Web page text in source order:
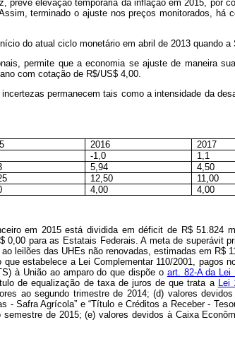
elevação temporária da inflação em 2015, por
terminado o ajuste nos preços monitorados, há
do atual ciclo monetário em abril de 2013 quando
permite que a economia se ajuste de maneira
com cotação de R$/US$ 4,00.
permanecem tais como a intensidade da
2016
2017
-1,0
1,1
5,94
4,50
12,50
11,00
4,00
4,00
em 2015 está dividida em déficit de R$ 51.824
para as Estatais Federais. A meta de superávit
leilões das UHEs não renovadas, estimadas em R$
estabelece a Lei Complementar 110/2001, pagos
à União ao amparo do que dispõe o art. 82-A da Lei
de equalização de taxa de juros de que trata a Lei
ao segundo trimestre de 2014; (d) valores devidos
Safra Agrícola” e “Título e Créditos a Receber -
de 2015; (e) valores devidos à Caixa